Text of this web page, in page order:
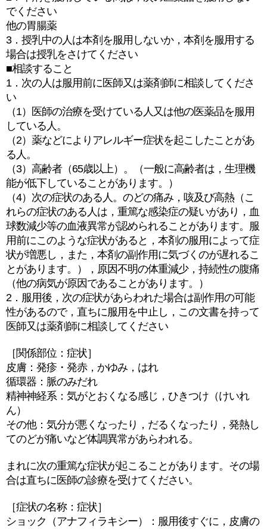
でください
他の胃腸薬
3．授乳中の人は本剤を服用しないか，本剤を服用する
場合は授乳をさけてください
■相談すること
1．次の人は服用前に医師又は薬剤師に相談してくださ
い
（1）医師の治療を受けている人又は他の医薬品を服用
している人。
（2）薬などによりアレルギー症状を起こしたことがあ
る人。
（3）高齢者（65歳以上）。（一般に高齢者は，生理機
能が低下していることがあります。）
（4）次の症状のある人。のどの痛み，咳及び高熱（こ
れらの症状のある人は，重篤な感染症の疑いがあり，血
球数減少等の血液異常が認められることがあります。服
用前にこのような症状があると，本剤の服用によって症
状が増悪し，また，本剤の副作用に気づくのが遅れるこ
とがあります。），原因不明の体重減少，持続性の腹痛
（他の病気が原因であることがあります。）
2．服用後，次の症状があらわれた場合は副作用の可能
性があるので，直ちに服用を中止し，この文書を持って
医師又は薬剤師に相談してください
［関係部位：症状］
皮膚：発疹・発赤，かゆみ，はれ
循環器：脈のみだれ
精神神経系：気がとおくなる感じ，ひきつけ（けいれ
ん）
その他：気分が悪くなったり，だるくなったり，発熱し
てのどが痛いなど体調異常があらわれる。
まれに次の重篤な症状が起こることがあります。その場
合は直ちに医師の診療を受けてください。
［症状の名称：症状］
ショック（アナフィラキシー）：服用後すぐに，皮膚の